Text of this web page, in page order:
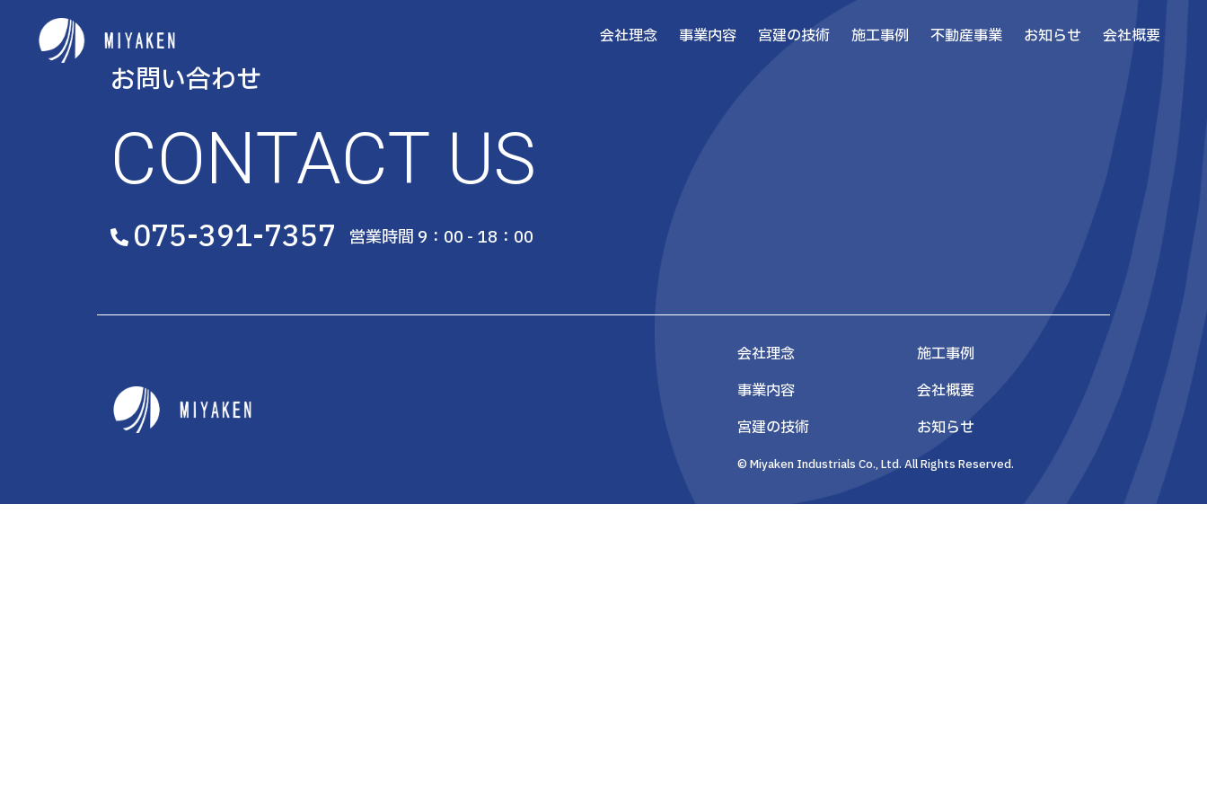
会社理念 事業内容 宮建の技術 施工事例 不動産事業 お知らせ 会社概要
お問い合わせ
CONTACT US
075-391-7357 営業時間 9：00 - 18：00
会社理念
施工事例
事業内容
会社概要
宮建の技術
お知らせ
© Miyaken Industrials Co., Ltd. All Rights Reserved.